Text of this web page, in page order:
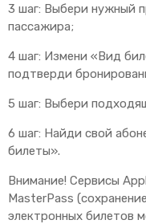
Абонементные билеты
пригородных
Мобильное
Правила проезда
Для маломобильных
пассажиров
3 шаг: Выбери нужный
пассажира;
4 шаг: Измени «Вид
подтверди
5 шаг: Выбери
6 шаг: Найди свой
билеты».
Внимание! Сервисы
MasterPass
электронных билетов